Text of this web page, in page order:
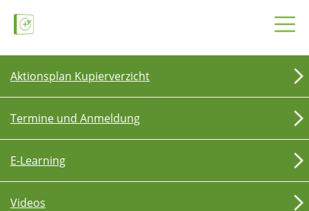
Aktionsplan Kupierverzicht
Termine und Anmeldung
E-Learning
Videos